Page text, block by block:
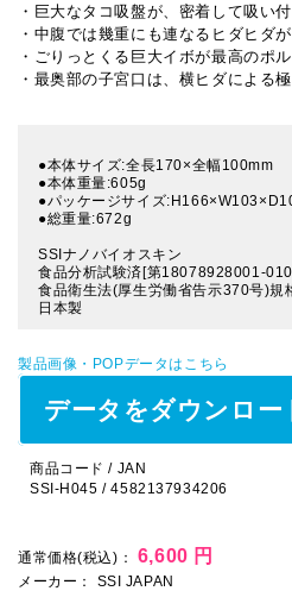
・巨大なタコ吸盤が、密着して吸い
・中腹では幾重にも連なるヒダヒダ
・ごりっとくる巨大イボが最高のポ
・最奥部の子宮口は、横ヒダによる
●本体サイズ:全長170×全幅100mm
●本体重量:605g
●パッケージサイズ
●総重量:672g
SSIナノバイオスキン
食品分析試験済[第18078928001-
食品衛生法(厚生労働省告示370号)規
日本製
製品画像・POPデータはこちら
データをダウンロー
商品コード / JAN
SSI-H045 / 4582137934206
通常価格(税込)： 6,600 円
メーカー：
SSI JAPAN